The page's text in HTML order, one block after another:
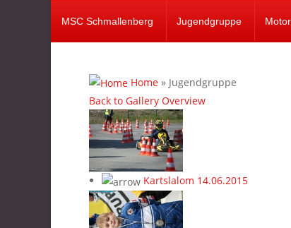
Motorsport
MSC Schmallenberg Jugendgruppe
Home » Jugendgruppe
Back to Gallery Overview
Kartslalom 14.06.2015